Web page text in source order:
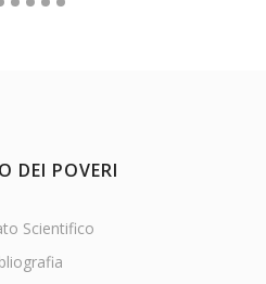
DEI POVERI
Scientifico